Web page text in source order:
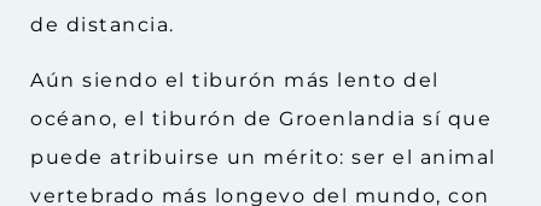
de distancia.
Aún siendo el tiburón más lento del
océano, el tiburón de Groenlandia sí que
puede atribuirse un mérito: ser el animal
vertebrado más longevo del mundo, con